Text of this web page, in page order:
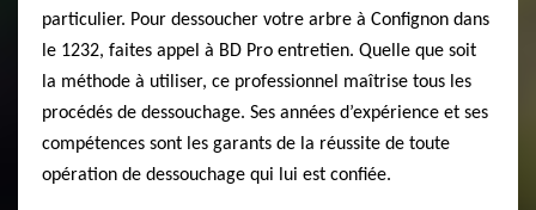
particulier. Pour dessoucher votre arbre à Confignon dans
le 1232, faites appel à BD Pro entretien. Quelle que soit
la méthode à utiliser, ce professionnel maîtrise tous les
procédés de dessouchage. Ses années d’expérience et ses
compétences sont les garants de la réussite de toute
opération de dessouchage qui lui est confiée.